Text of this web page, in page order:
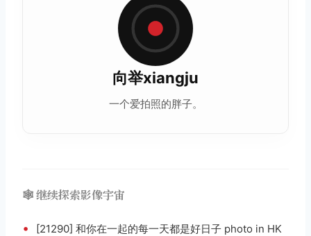
向举xiangju
一个爱拍照的胖子。
🕸️ 继续探索影像宇宙
• [21290] 和你在一起的每一天都是好日子 photo in HK